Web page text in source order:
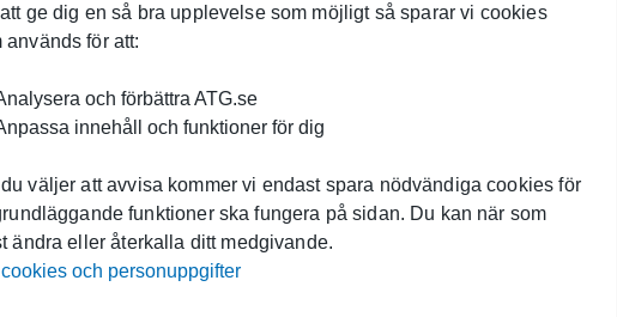
ge dig en så bra upplevelse som möjligt så sparar vi cookies
används för att:
och förbättra ATG.se
innehåll och funktioner för dig
väljer att avvisa kommer vi endast spara nödvändiga cookies för
funktioner ska fungera på sidan. Du kan när som
ändra eller återkalla ditt medgivande.
och personuppgifter